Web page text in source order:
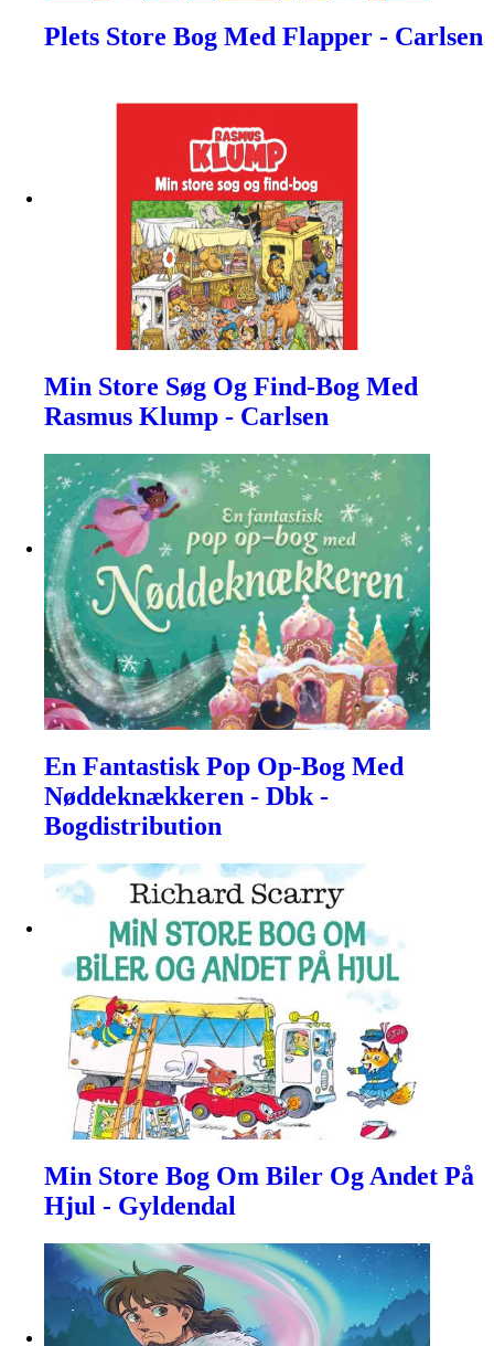
Plets Store Bog Med Flapper - Carlsen
Min Store Søg Og Find-Bog Med
Rasmus Klump - Carlsen
En Fantastisk Pop Op-Bog Med
Nøddeknækkeren - Dbk -
Bogdistribution
Min Store Bog Om Biler Og Andet På
Hjul - Gyldendal